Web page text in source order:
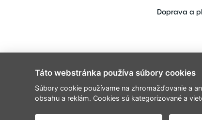
Doprava a
Táto webstránka používa súbory cookies
Súbory cookie používame na zhromažďovanie a
obsahu a reklám. Cookies sú kategorizované a